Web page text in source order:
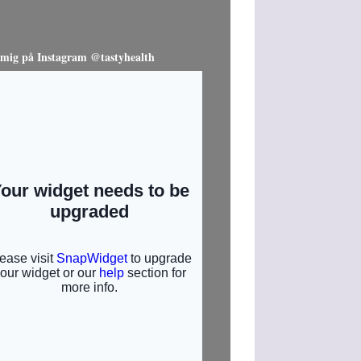
på Instagram @tastyhealth